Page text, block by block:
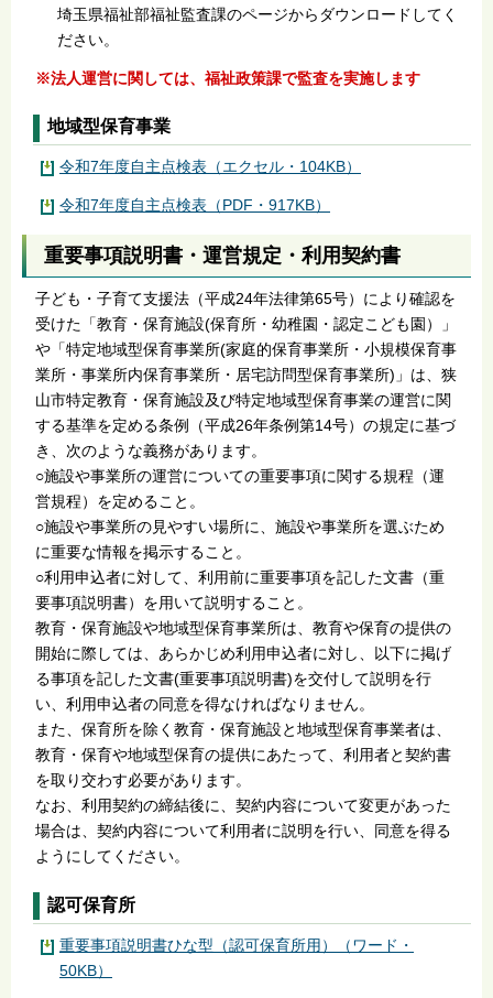
埼玉県福祉部福祉監査課のページからダウンロードしてく
ださい。
※法人運営に関しては、福祉政策課で監査を実施します
地域型保育事業
令和7年度自主点検表（エクセル・104KB）
令和7年度自主点検表（PDF・917KB）
重要事項説明書・運営規定・利用契約書
子ども・子育て支援法（平成24年法律第65号）により確認を
受けた「教育・保育施設(保育所・幼稚園・認定こども園）」
や「特定地域型保育事業所(家庭的保育事業所・小規模保育事
業所・事業所内保育事業所・居宅訪問型保育事業所)」は、狭
山市特定教育・保育施設及び特定地域型保育事業の運営に関
する基準を定める条例（平成26年条例第14号）の規定に基づ
き、次のような義務があります。
○施設や事業所の運営についての重要事項に関する規程（運
営規程）を定めること。
○施設や事業所の見やすい場所に、施設や事業所を選ぶため
に重要な情報を掲示すること。
○利用申込者に対して、利用前に重要事項を記した文書（重
要事項説明書）を用いて説明すること。
教育・保育施設や地域型保育事業所は、教育や保育の提供の
開始に際しては、あらかじめ利用申込者に対し、以下に掲げ
る事項を記した文書(重要事項説明書)を交付して説明を行
い、利用申込者の同意を得なければなりません。
また、保育所を除く教育・保育施設と地域型保育事業者は、
教育・保育や地域型保育の提供にあたって、利用者と契約書
を取り交わす必要があります。
なお、利用契約の締結後に、契約内容について変更があった
場合は、契約内容について利用者に説明を行い、同意を得る
ようにしてください。
認可保育所
重要事項説明書ひな型（認可保育所用）（ワード・
50KB）